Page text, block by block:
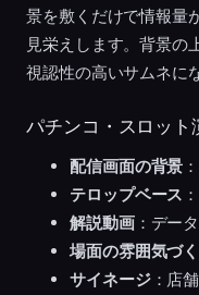
景を敷くだけで情報量
見栄えします。背景の
視認性の高いサムネに
パチンコ・スロット
配信画面の背景
テロップベース
解説動画：デー
場面の雰囲気づ
サイネージ：店